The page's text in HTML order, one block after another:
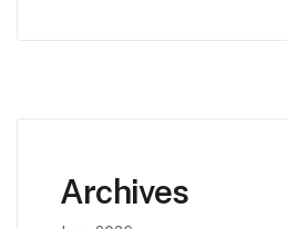
Archives